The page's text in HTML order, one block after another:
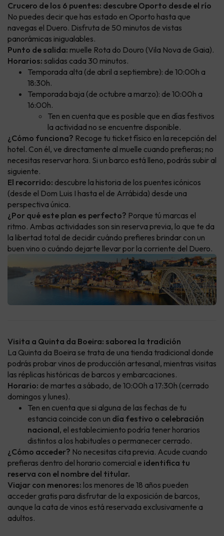
Crucero de los 6 puentes: descubre Oporto desde el río
No puedes decir que has estado en Oporto hasta que
navegas el Duero. Disfruta de 50 minutos de vistas
panorámicas inigualables.
Punto de salida: muelle Rota do Douro (Vila Nova de Gaia).
Horarios: salidas cada 30 minutos.
Temporada alta (de abril a septiembre): de 10:00h a
18:30h.
Temporada baja (de octubre a marzo): de 10:00h a
16:00h.
Ten en cuenta que es posible que en días festivos
la actividad no se encuentre disponible.
¿Cómo funciona? Recoge tu ticket físico en la recepción del
hotel. Con él, ve directamente al muelle cuando prefieras; no
necesitas reservar hora. Si un barco está lleno, podrás subir al
siguiente.
El recorrido: descubre la historia de los puentes icónicos
(desde el Dom Luis I hasta el de Arrábida) desde una
perspectiva única.
¿Por qué este plan es perfecto? Porque tú marcas el
ritmo. Ambas actividades son sin reserva previa, lo que te da
la libertad total de decidir cuándo prefieres brindar con un
buen vino o cuándo dejarte llevar por la corriente del Duero.
Visita a Quinta da Boeira: saborea la tradición
La Quinta da Boeira se trata de una tienda tradicional donde
podrás probar vinos de producción artesanal, mientras visitas
las réplicas históricas de barcos y embarcaciones.
Horario: de martes a sábado, de 10:00h a 17:30h (cerrado
domingos y lunes).
Ten en cuenta que si alguna de las fechas de tu
estancia coincide con un día festivo o celebración
nacional, el establecimiento podría tener horarios
distintos a los habituales o permanecer cerrado.
¿Cómo acceder? No necesitas cita previa. Acude cuando
prefieras dentro del horario comercial e identifica tu
reserva con el nombre del titular.
Viajar con menores: los menores de 18 años pueden
acceder gratis para disfrutar de la exposición de barcos,
aunque la cata de vinos está reservada exclusivamente a
adultos.